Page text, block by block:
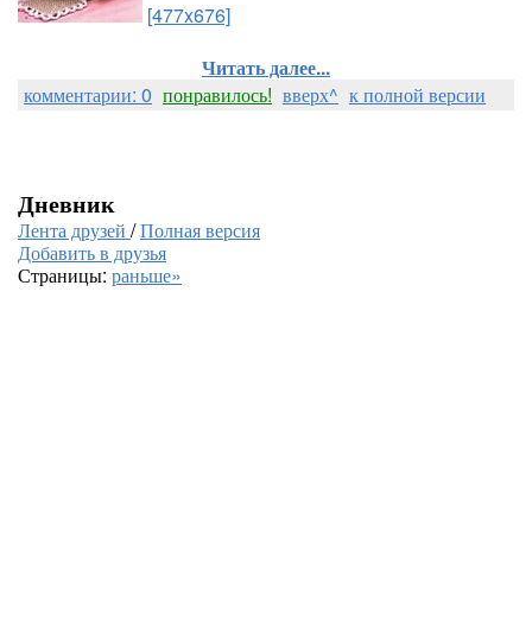
[477x676]
Читать далее...
комментарии: 0 понравилось! вверх^ к полной версии
Дневник
Лента друзей /Полная версия
Добавить в друзья
Страницы: раньше»